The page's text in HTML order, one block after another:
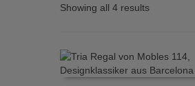
Showing all 4 results